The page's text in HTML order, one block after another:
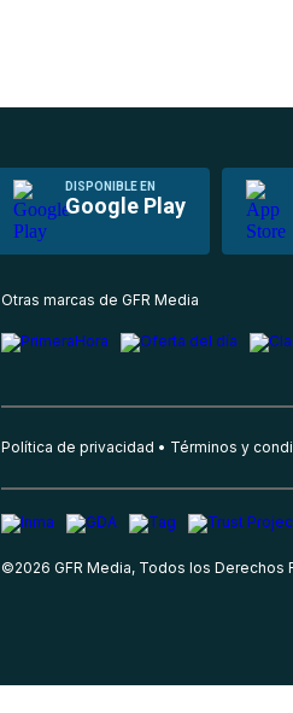
DISPONIBLE EN
Google Play
Otras marcas de GFR Media
Política de privacidad Términos y
©2026 GFR Media, Todos los Derechos